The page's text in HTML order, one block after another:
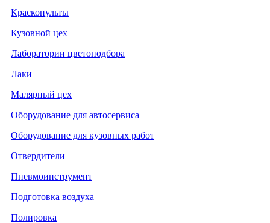
Краскопульты
Кузовной цех
Лаборатории цветоподбора
Лаки
Малярный цех
Оборудование для автосервиса
Оборудование для кузовных работ
Отвердители
Пневмоинструмент
Подготовка воздуха
Полировка